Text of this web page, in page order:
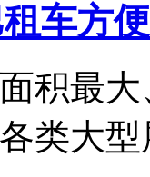
车方
积最
类大型